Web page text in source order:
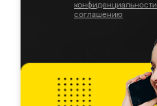
конфиденциальности
соглашению